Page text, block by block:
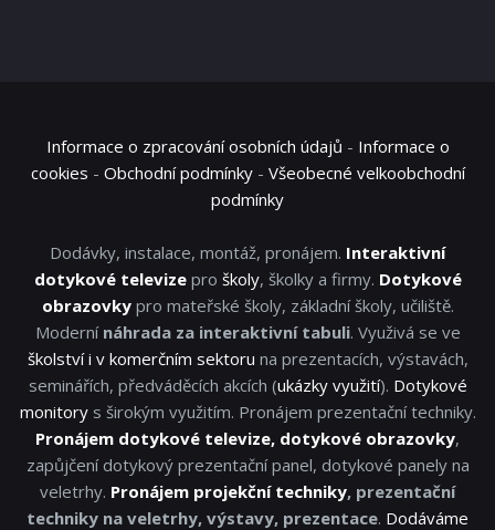
Informace o zpracování osobních údajů - Informace o
cookies - Obchodní podmínky- Všeobecné velkoobchodní
podmínky
Dodávky, instalace, montáž, pronájem. Interaktivní
dotykové televizepro školy, školky a firmy. Dotykové
obrazovkypro mateřské školy, základní školy, učiliště.
Moderní náhrada za interaktivní tabuli. Využivá se ve
školství i v komerčním sektoru na prezentacích, výstavách,
seminářích, předváděcích akcích (ukázky využití). Dotykové
monitorys širokým využitím. Pronájem prezentační techniky.
Pronájem dotykové televize, dotykové obrazovky,
zapůjčení dotykový prezentační panel, dotykové panely na
veletrhy. Pronájem projekční techniky, prezentační
techniky na veletrhy, výstavy, prezentace. Dodáváme